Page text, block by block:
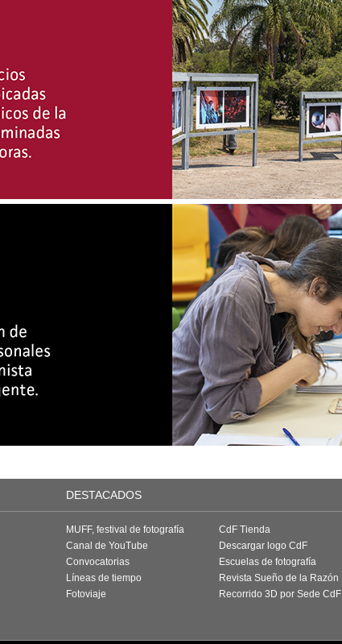
DESTACADOS
MUFF, festival de fotografía
Canal de YouTube
Convocatorias
Líneas de tiempo
Fotoviaje
CdF Tienda
Descargar logo CdF
Escuelas de fotografía
Revista Sueño de la Razón
Recorrido 3D por Sede CdF